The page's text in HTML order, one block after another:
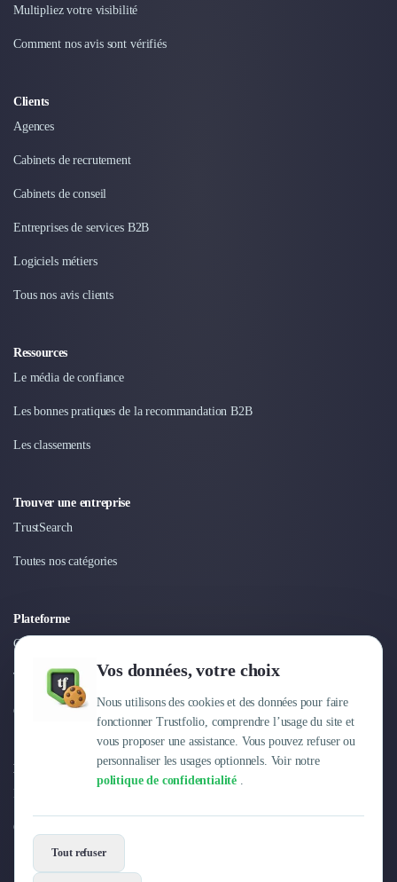
Vos données, votre choix
Nous utilisons des cookies et des données pour faire
fonctionner Trustfolio, comprendre l’usage du site et
vous proposer une assistance. Vous pouvez refuser ou
personnaliser les usages optionnels. Voir notre
politique de confidentialité .
Tout refuser
Multipliez votre visibilité
Comment nos avis sont vérifiés
Clients
Agences
Cabinets de recrutement
Cabinets de conseil
Entreprises de services B2B
Logiciels métiers
Tous nos avis clients
Ressources
Le média de confiance
Les bonnes pratiques de la recommandation B2B
Les classements
Trouver une entreprise
TrustSearch
Toutes nos catégories
Plateforme
Connexion
Tarifs
Centre d'aide
Entreprise
Pourquoi Trustfolio ?
Offres d'emploi